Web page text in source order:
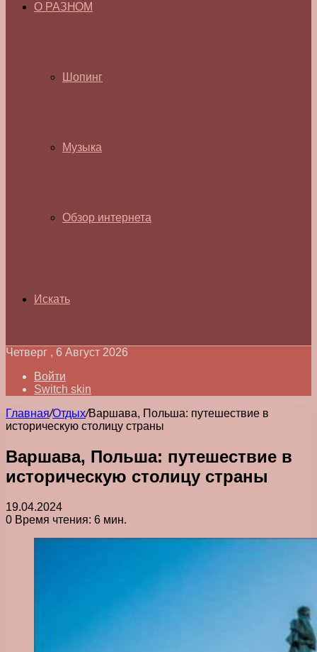
О РАЗНОМ
Шопинг
Музыка
Обзор интернета
Искать
Четверг , 6 Август 2026
Войти
Switch skin
Главная/Отдых/Варшава, Польша: путешествие в
историческую столицу страны
Варшава, Польша: путешествие в
историческую столицу страны
19.04.2024
0 Время чтения: 6 мин.